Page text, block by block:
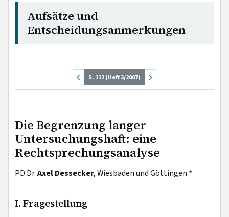
Aufsätze und
Entscheidungsanmerkungen
S. 112 (Heft 3/2007)
Die Begrenzung langer
Untersuchungshaft: eine
Rechtsprechungsanalyse
PD Dr.Axel Dessecker, Wiesbaden und Göttingen*
I. Fragestellung